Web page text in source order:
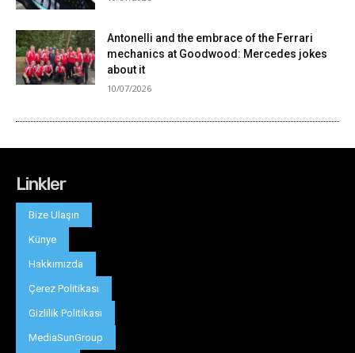
Linkler
Bize Ulaşın
Künye
Hakkımızda
Çerez Politikası
Gizlilik Politikası
MediaSunGroup